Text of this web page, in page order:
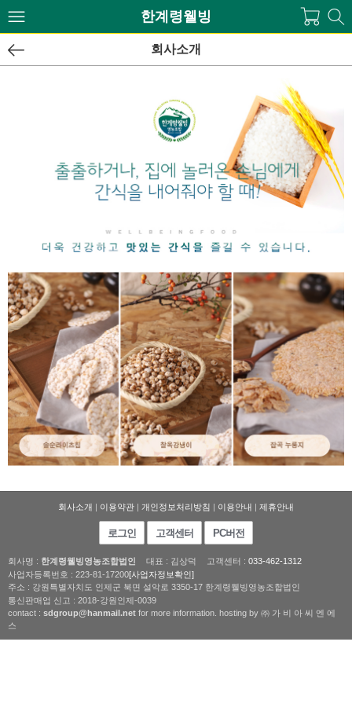
한계령웰빙
회사소개
회사소개 | 이용약관 | 개인정보처리방침 | 이용안내 | 제휴안내
로그인 고객센터 PC버전
회사명 : 한계령웰빙영농조합법인 대표 : 김상덕 고객센터 : 033-462-1312
사업자등록번호 : 223-81-17200[사업자정보확인]
주소 : 강원특별자치도 인제군 북면 설악로 3350-17 한계령웰빙영농조합법인
통신판매업 신고 : 2018-강원인제-0039
contact : sdgroup@hanmail.net for more information. hosting by ㈜ 가 비 아 씨 엔 에
스